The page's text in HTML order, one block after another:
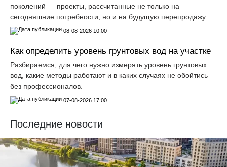
поколений — проекты, рассчитанные не только на
сегодняшние потребности, но и на будущую перепродажу.
08-08-2026 10:00
Как определить уровень грунтовых вод на участке
Разбираемся, для чего нужно измерять уровень грунтовых
вод, какие методы работают и в каких случаях не обойтись
без профессионалов.
07-08-2026 17:00
Последние новости